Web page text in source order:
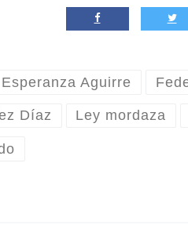
Esperanza Aguirre
Díaz Ley mordaza